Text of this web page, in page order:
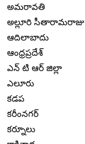
అమరావతి
అల్లూరి సీతారామరాజు
ఆదిలాబాదు
ఆంధ్రప్రదేశ్
ఎన్ టి ఆర్ జిల్లా
ఎలూరు
కడప
కరీంనగర్
కర్నూలు